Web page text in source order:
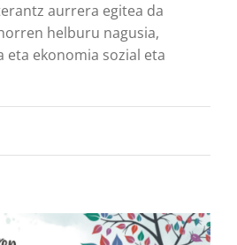
aurrera egitea da
helburu nagusia,
eta ekonomia sozial eta